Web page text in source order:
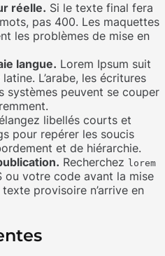
réelle. Si le texte final fera
pas 400. Les maquettes
les problèmes de mise en
langue. Lorem Ipsum suit
L’arabe, les écritures
systèmes peuvent se couper
libellés courts et
pour repérer les soucis
et de hiérarchie.
Recherchez lorem
ou votre code avant la mise
provisoire n’arrive en